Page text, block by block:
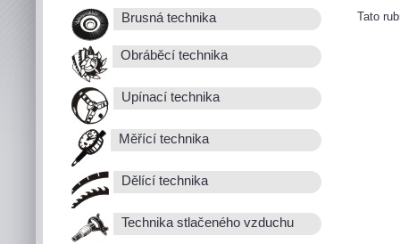
Brusná technika
Obráběcí technika
Upínací technika
Měřící technika
Dělící technika
Technika stlačeného vzduchu
Tato